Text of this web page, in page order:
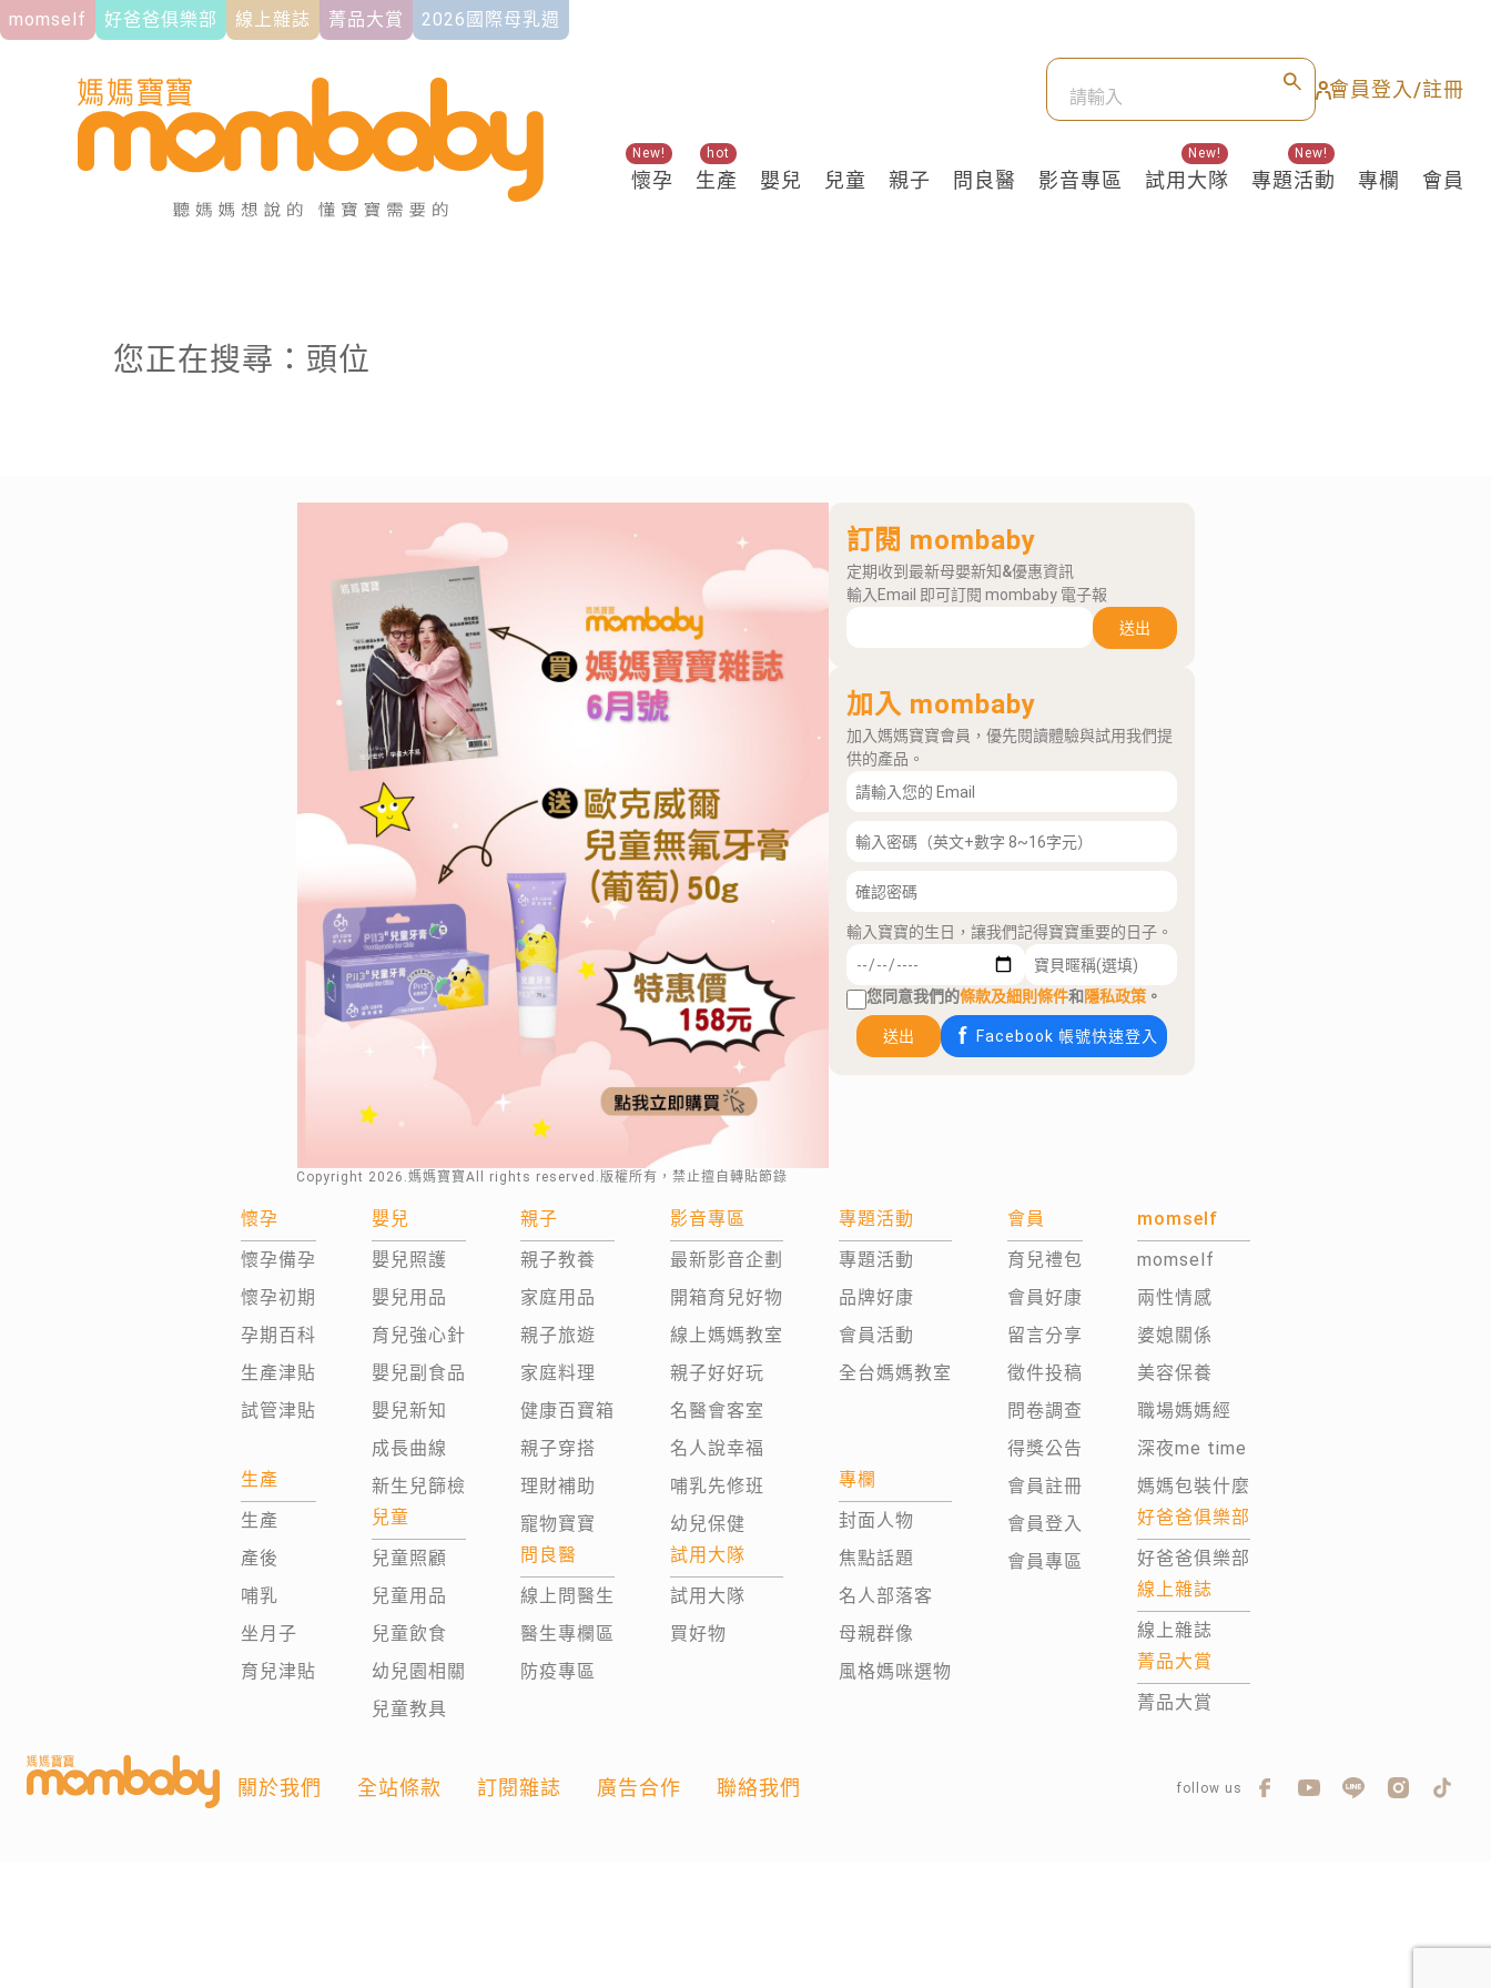
momself 好爸爸俱樂部 線上雜誌 菁品大賞 2026國際母乳週
會員登入/註冊
懷孕
New!
生產
hot
嬰兒 兒童 親子 問良醫 影音專區 試用大隊
New!
專題活動
New!
專欄 會員
關鍵熱搜
您正在搜尋：頭位
Copyright 2026 .媽媽寶寶All rights reserved.版權所有，禁止擅自轉貼節錄
訂閱 mombaby
定期收到最新母嬰新知&優惠資訊
輸入Email 即可訂閱 mombaby 電子報
送出
加入 mombaby
加入媽媽寶寶會員，優先閱讀體驗與試用我們提
供的產品。
輸入寶寶的生日，讓我們記得寶寶重要的日子。
您同意我們的條款及細則條件和隱私政策 。
送出 Facebook 帳號快速登入
懷孕
懷孕備孕
懷孕初期
孕期百科
生產津貼
試管津貼
生產
生產
產後
哺乳
坐月子
育兒津貼
嬰兒
嬰兒照護
嬰兒用品
育兒強心針
嬰兒副食品
嬰兒新知
成長曲線
新生兒篩檢
兒童
兒童照顧
兒童用品
兒童飲食
幼兒園相關
兒童教具
親子
親子教養
家庭用品
親子旅遊
家庭料理
健康百寶箱
親子穿搭
理財補助
寵物寶寶
問良醫
線上問醫生
醫生專欄區
防疫專區
影音專區
最新影音企劃
開箱育兒好物
線上媽媽教室
親子好好玩
名醫會客室
名人說幸福
哺乳先修班
幼兒保健
試用大隊
試用大隊
買好物
專題活動
專題活動
品牌好康
會員活動
全台媽媽教室
專欄
封面人物
焦點話題
名人部落客
母親群像
風格媽咪選物
會員
育兒禮包
會員好康
留言分享
徵件投稿
問卷調查
得獎公告
會員註冊
會員登入
會員專區
momself
momself
兩性情感
婆媳關係
美容保養
職場媽媽經
深夜me time
媽媽包裝什麼
好爸爸俱樂部
好爸爸俱樂部
線上雜誌
線上雜誌
菁品大賞
菁品大賞
關於我們 全站條款 訂閱雜誌 廣告合作 聯絡我們 follow us